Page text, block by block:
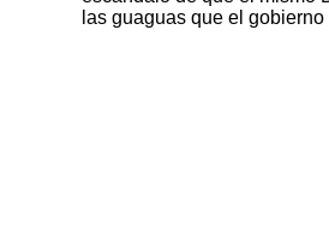
las guaguas que el